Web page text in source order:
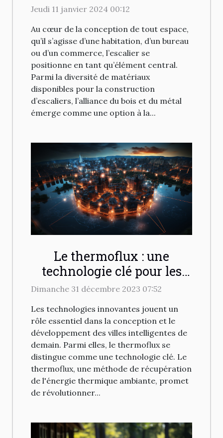
Jeudi 11 janvier 2024 00:12
Au cœur de la conception de tout espace,
qu’il s’agisse d’une habitation, d’un bureau
ou d’un commerce, l’escalier se
positionne en tant qu’élément central.
Parmi la diversité de matériaux
disponibles pour la construction
d’escaliers, l’alliance du bois et du métal
émerge comme une option à la...
Le thermoflux : une
technologie clé pour les
villes intelligentes de
Dimanche 31 décembre 2023 07:52
Les technologies innovantes jouent un
rôle essentiel dans la conception et le
développement des villes intelligentes de
demain. Parmi elles, le thermoflux se
distingue comme une technologie clé. Le
thermoflux, une méthode de récupération
de l'énergie thermique ambiante, promet
de révolutionner...